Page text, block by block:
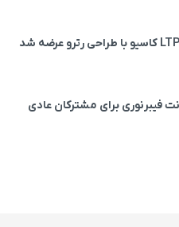
فیبرنوری برای مشترکان عادی